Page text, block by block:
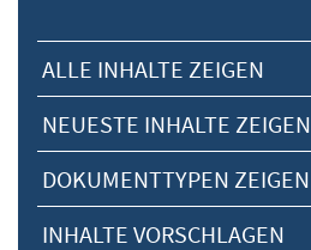
ALLE INHALTE ZEIGEN
NEUESTE INHALTE ZEIGEN
DOKUMENTTYPEN ZEIGEN
INHALTE VORSCHLAGEN